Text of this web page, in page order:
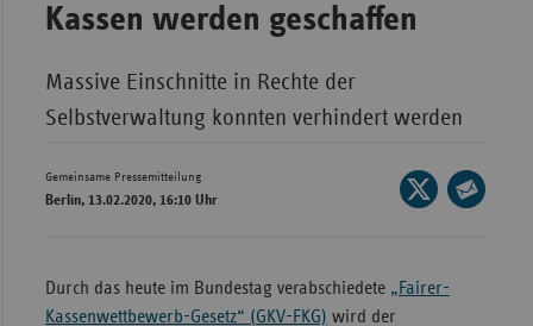
Kassen werden geschaffen
Massive Einschnitte in Rechte der
Selbstverwaltung konnten verhindert werden
Gemeinsame Pressemitteilung
Berlin, 13.02.2020, 16:10 Uhr
Seite
auf
Durch das heute im Bundestag verabschiedete „Fairer-
Kassenwettbewerb-Gesetz“ (GKV-FKG) wird der